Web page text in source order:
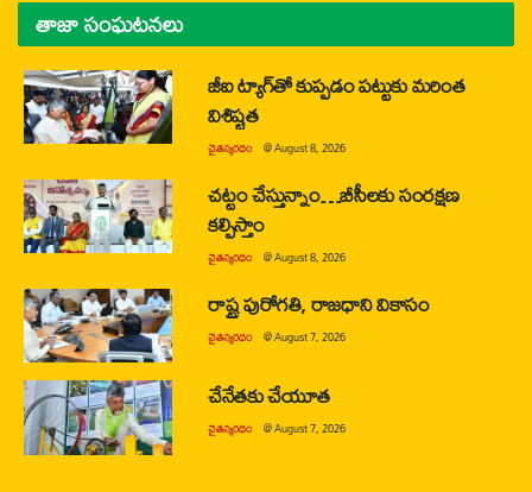
తాజా సంఘటనలు
జీఐ ట్యాగ్‌తో కుప్పడం పట్టుకు మరింత
విశిష్టత
చైతన్యరధం @August 8, 2026
చట్టం చేస్తున్నాం…బీసీలకు సంరక్షణ
కల్పిస్తాం
చైతన్యరధం @August 8, 2026
రాష్ట్ర పురోగతి, రాజధాని వికాసం
చైతన్యరధం @August 7, 2026
చేనేతకు చేయూత
చైతన్యరధం @August 7, 2026